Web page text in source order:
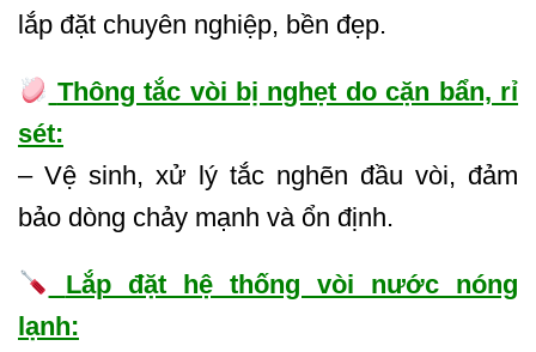
lắp đặt chuyên nghiệp, bền đẹp.
Thông tắc vòi bị nghẹt do cặn bẩn, rỉ
sét:
– Vệ sinh, xử lý tắc nghẽn đầu vòi, đảm
bảo dòng chảy mạnh và ổn định.
Lắp đặt hệ thống vòi nước nóng
lạnh: